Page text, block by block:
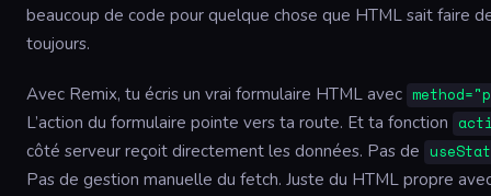
beaucoup de code pour quelque chose que HTML sait faire
toujours.
Avec Remix, tu écris un vrai formulaire HTML avec
L’action du formulaire pointe vers ta route. Et ta fonction
côté serveur reçoit directement les données. Pas de
Pas de gestion manuelle du fetch. Juste du HTML propre